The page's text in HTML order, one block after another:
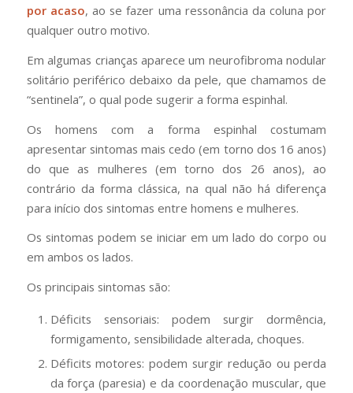
por acaso, ao se fazer uma ressonância da coluna por
qualquer outro motivo.
Em algumas crianças aparece um neurofibroma nodular
solitário periférico debaixo da pele, que chamamos de
“sentinela”, o qual pode sugerir a forma espinhal.
Os homens com a forma espinhal costumam
apresentar sintomas mais cedo (em torno dos 16 anos)
do que as mulheres (em torno dos 26 anos), ao
contrário da forma clássica, na qual não há diferença
para início dos sintomas entre homens e mulheres.
Os sintomas podem se iniciar em um lado do corpo ou
em ambos os lados.
Os principais sintomas são:
Déficits sensoriais: podem surgir dormência,
formigamento, sensibilidade alterada, choques.
Déficits motores: podem surgir redução ou perda
da força (paresia) e da coordenação muscular, que